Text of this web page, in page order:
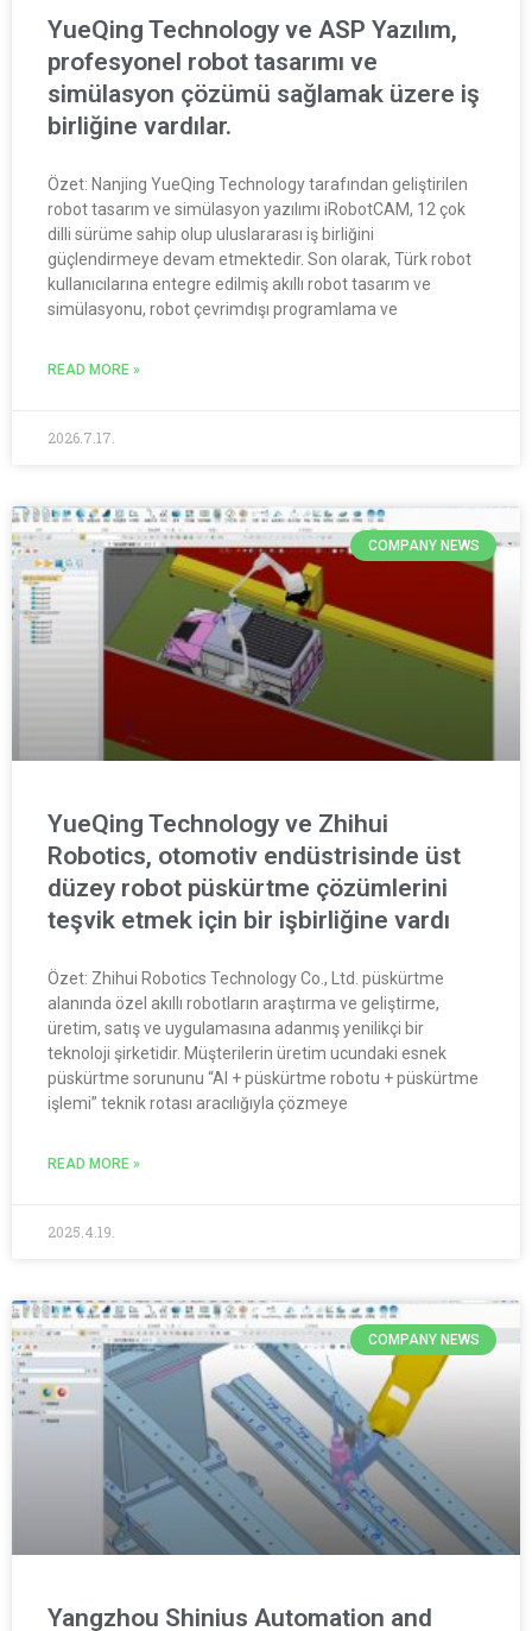
YueQing Technology ve ASP Yazılım,
profesyonel robot tasarımı ve
simülasyon çözümü sağlamak üzere iş
birliğine vardılar.
Özet: Nanjing YueQing Technology tarafından geliştirilen
robot tasarım ve simülasyon yazılımı iRobotCAM, 12 çok
dilli sürüme sahip olup uluslararası iş birliğini
güçlendirmeye devam etmektedir. Son olarak, Türk robot
kullanıcılarına entegre edilmiş akıllı robot tasarım ve
simülasyonu, robot çevrimdışı programlama ve
READ MORE »
2026.7.17.
COMPANY NEWS
YueQing Technology ve Zhihui
Robotics, otomotiv endüstrisinde üst
düzey robot püskürtme çözümlerini
teşvik etmek için bir işbirliğine vardı
Özet: Zhihui Robotics Technology Co., Ltd. püskürtme
alanında özel akıllı robotların araştırma ve geliştirme,
üretim, satış ve uygulamasına adanmış yenilikçi bir
teknoloji şirketidir. Müşterilerin üretim ucundaki esnek
püskürtme sorununu “AI + püskürtme robotu + püskürtme
işlemi” teknik rotası aracılığıyla çözmeye
READ MORE »
2025.4.19.
COMPANY NEWS
Yangzhou Shinius Automation and